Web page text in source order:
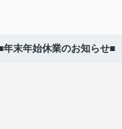
年末年始休業のお知らせ■